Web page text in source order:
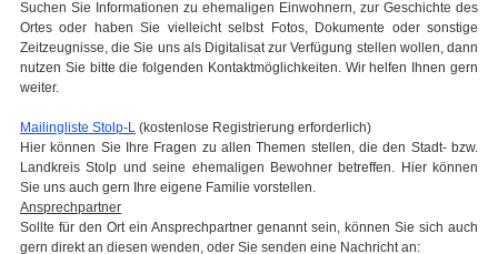
Suchen Sie Informationen zu ehemaligen Einwohnern, zur Geschichte des
Ortes oder haben Sie vielleicht selbst Fotos, Dokumente oder sonstige
Zeitzeugnisse, die Sie uns als Digitalisat zur Verfügung stellen wollen, dann
nutzen Sie bitte die folgenden Kontaktmöglichkeiten. Wir helfen Ihnen gern
weiter.
Mailingliste Stolp-L (kostenlose Registrierung erforderlich)
Hier können Sie Ihre Fragen zu allen Themen stellen, die den Stadt- bzw.
Landkreis Stolp und seine ehemaligen Bewohner betreffen. Hier können
Sie uns auch gern Ihre eigene Familie vorstellen.
Ansprechpartner
Sollte für den Ort ein Ansprechpartner genannt sein, können Sie sich auch
gern direkt an diesen wenden, oder Sie senden eine Nachricht an: